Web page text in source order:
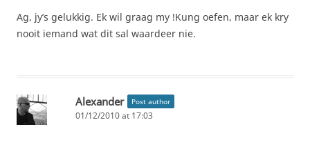
Ag, jy’s gelukkig. Ek wil graag my !Kung oefen, maar ek kry
nooit iemand wat dit sal waardeer nie.
Alexander Post author
01/12/2010 at 17:03